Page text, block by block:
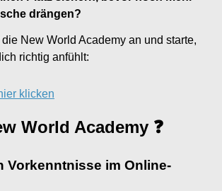
drängen?
New World Academy an und starte,
richtig anfühlt:
World Academy ❓
Vorkenntnisse im Online-